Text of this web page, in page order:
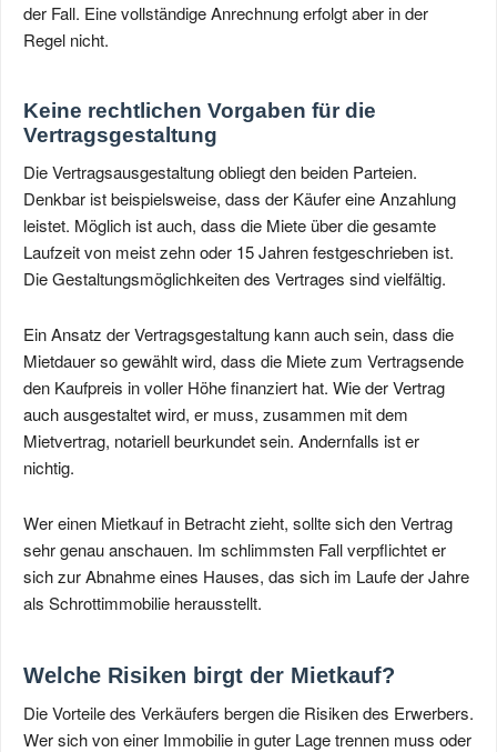
der Fall. Eine vollständige Anrechnung erfolgt aber in der
Regel nicht.
Keine rechtlichen Vorgaben für die
Vertragsgestaltung
Die Vertragsausgestaltung obliegt den beiden Parteien.
Denkbar ist beispielsweise, dass der Käufer eine Anzahlung
leistet. Möglich ist auch, dass die Miete über die gesamte
Laufzeit von meist zehn oder 15 Jahren festgeschrieben ist.
Die Gestaltungsmöglichkeiten des Vertrages sind vielfältig.
Ein Ansatz der Vertragsgestaltung kann auch sein, dass die
Mietdauer so gewählt wird, dass die Miete zum Vertragsende
den Kaufpreis in voller Höhe finanziert hat. Wie der Vertrag
auch ausgestaltet wird, er muss, zusammen mit dem
Mietvertrag, notariell beurkundet sein. Andernfalls ist er
nichtig.
Wer einen Mietkauf in Betracht zieht, sollte sich den Vertrag
sehr genau anschauen. Im schlimmsten Fall verpflichtet er
sich zur Abnahme eines Hauses, das sich im Laufe der Jahre
als Schrottimmobilie herausstellt.
Welche Risiken birgt der Mietkauf?
Die Vorteile des Verkäufers bergen die Risiken des Erwerbers.
Wer sich von einer Immobilie in guter Lage trennen muss oder